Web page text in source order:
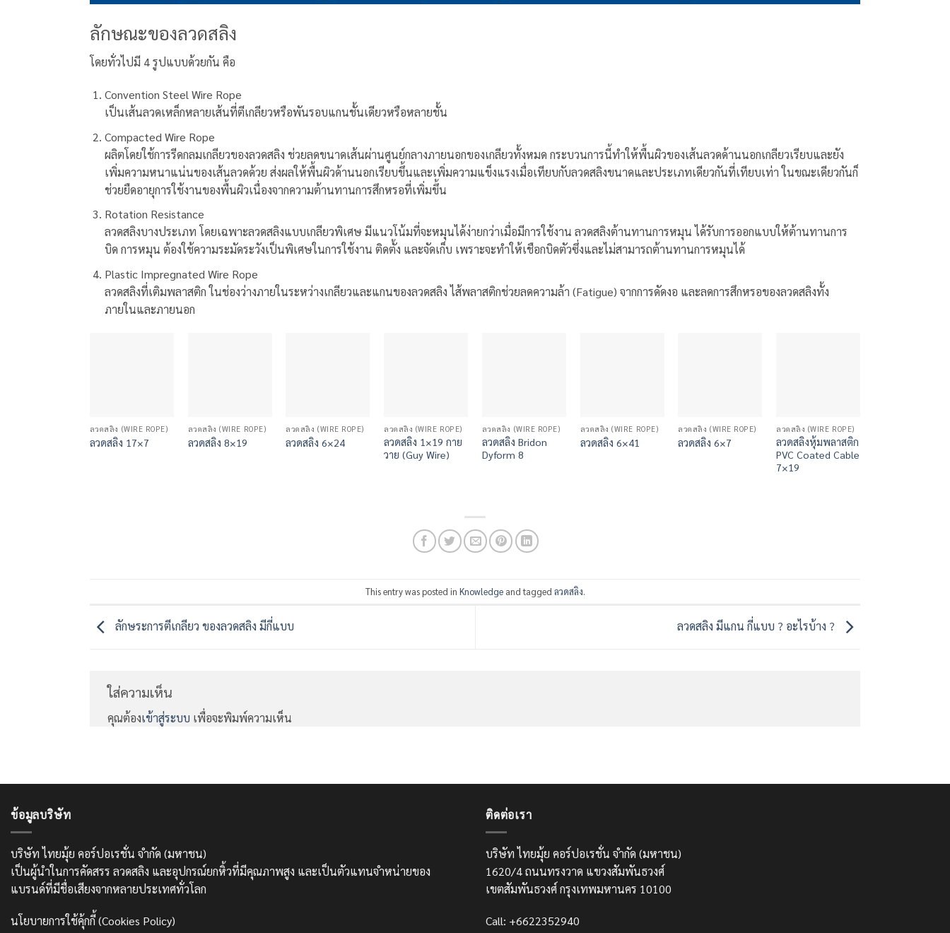
ลักษณะของลวดสลิง
โดยทั่วไปมี 4 รูปแบบด้วยกัน คือ
Convention Steel Wire Rope
เป็นเส้นลวดเหล็กหลายเส้นที่ตีเกลียวหรือพันรอบแกนชั้นเดียวหรือหลายชั้น
Compacted Wire Rope
ผลิตโดยใช้การรีดกลมเกลียวของลวดสลิง ช่วยลดขนาดเส้นผ่านศูนย์กลางภายนอกของเกลียวทั้งหมด กระบวนการนี้ทำให้พื้นผิวของเส้นลวดด้านนอกเกลียวเรียบและยัง
เพิ่มความหนาแน่นของเส้นลวดด้วย ส่งผลให้พื้นผิวด้านนอกเรียบขึ้นและเพิ่มความแข็งแรงเมื่อเทียบกับลวดสลิงขนาดและประเภทเดียวกันที่เทียบเท่า ในขณะเดียวกันก็
ช่วยยืดอายุการใช้งานของพื้นผิวเนื่องจากความต้านทานการสึกหรอที่เพิ่มขึ้น
Rotation Resistance
ลวดสลิงบางประเภท โดยเฉพาะลวดสลิงแบบเกลียวพิเศษ มีแนวโน้มที่จะหมุนได้ง่ายกว่าเมื่อมีการใช้งาน ลวดสลิงต้านทานการหมุน ได้รับการออกแบบให้ต้านทานการ
บิด การหมุน ต้องใช้ความระมัดระวังเป็นพิเศษในการใช้งาน ติดตั้ง และจัดเก็บ เพราะจะทำให้เชือกบิดตัวซึ่งและไม่สามารถต้านทานการหมุนได้
Plastic Impregnated Wire Rope
ลวดสลิงที่เติมพลาสติก ในช่องว่างภายในระหว่างเกลียวและแกนของลวดสลิง ไส้พลาสติกช่วยลดความล้า (Fatigue) จากการดัดงอ และลดการสึกหรอของลวดสลิงทั้ง
ภายในและภายนอก
ลวดสลิง (WIRE ROPE)
ลวดสลิง 17×7
ลวดสลิง (WIRE ROPE)
ลวดสลิง 8×19
ลวดสลิง (WIRE ROPE)
ลวดสลิง 6×24
ลวดสลิง (WIRE ROPE)
ลวดสลิง 1×19 กาย
วาย (Guy Wire)
ลวดสลิง (WIRE ROPE)
ลวดสลิง Bridon
Dyform 8
ลวดสลิง (WIRE ROPE)
ลวดสลิง 6×41
ลวดสลิง (WIRE ROPE)
ลวดสลิง 6×7
ลวดสลิง (WIRE ROPE)
ลวดสลิงหุ้มพลาสติก
PVC Coated Cable
7×19
This entry was posted in Knowledgeand tagged ลวดสลิง.
ลักษระการตีเกลียว ของลวดสลิง มีกี่แบบ ลวดสลิง มีแกน กี่แบบ ? อะไรบ้าง ?
ใส่ความเห็น
คุณต้องเข้าสู่ระบบ เพื่อจะพิมพ์ความเห็น
ข้อมูลบริษัท
บริษัท ไทยมุ้ย คอร์ปอเรชั่น จำกัด (มหาชน)
เป็นผู้นำในการคัดสรร ลวดสลิง และอุปกรณ์ยกหิ้วที่มีคุณภาพสูง และเป็นตัวแทนจำหน่ายของ
แบรนด์ที่มีชื่อเสียงจากหลายประเทศทั่วโลก
นโยบายการใช้คุ้กกี้ (Cookies Policy)
ติดต่อเรา
บริษัท ไทยมุ้ย คอร์ปอเรชั่น จำกัด (มหาชน)
1620/4 ถนนทรงวาด แขวงสัมพันธวงศ์
เขตสัมพันธวงศ์ กรุงเทพมหานคร 10100
Call: +6622352940